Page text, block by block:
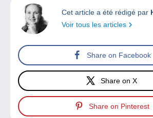
Cet article a été rédigé par
Voir tous les articles
Share on Facebook
Share on X
Share on Pinterest